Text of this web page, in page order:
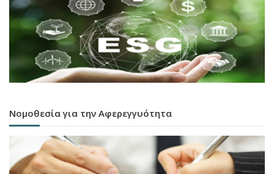
Νομοθεσία για την Αφερεγγυότητα